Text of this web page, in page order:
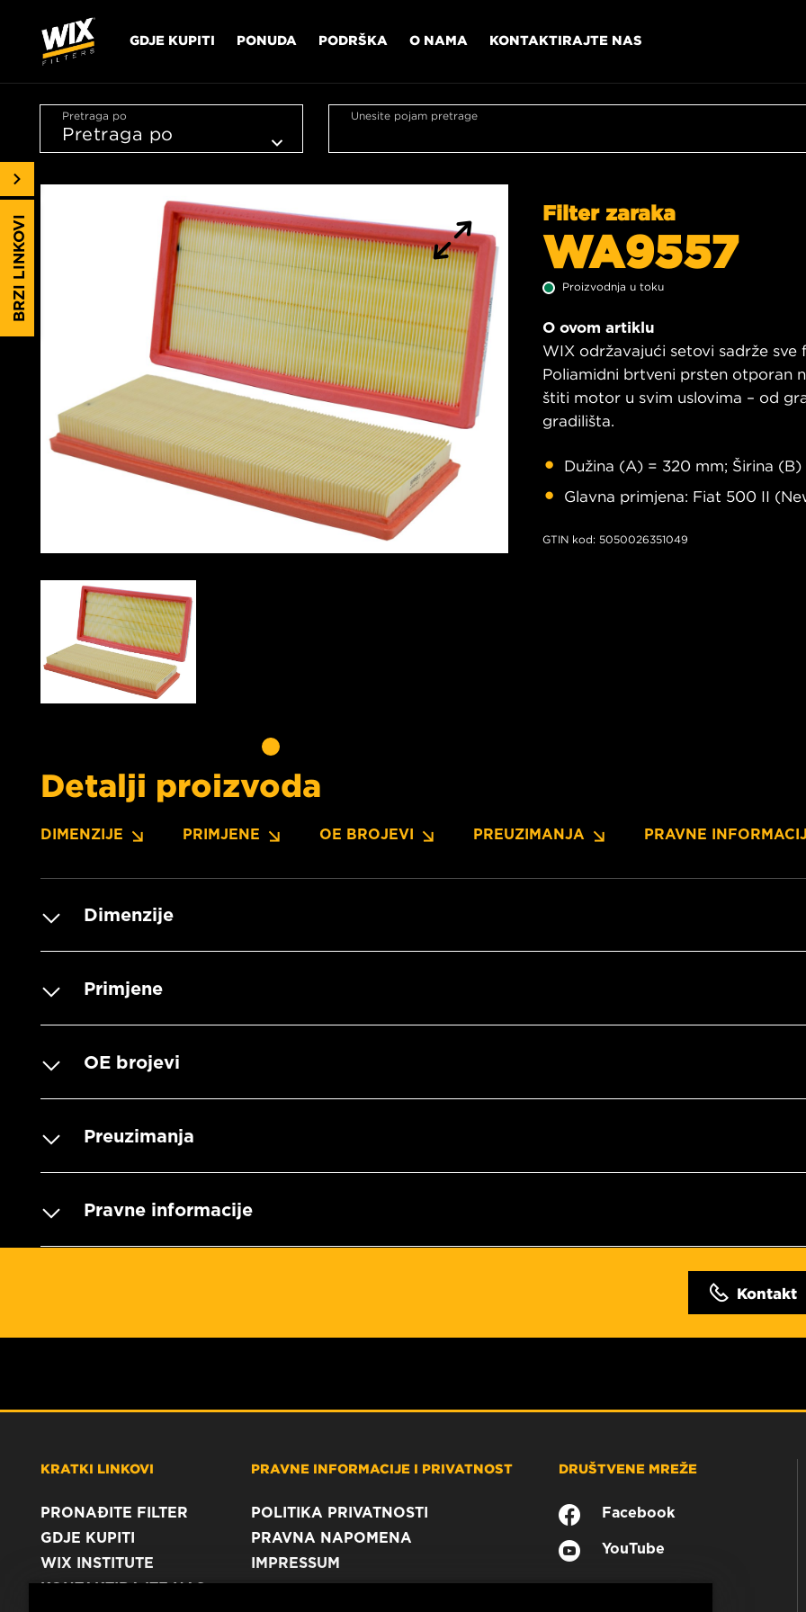
GDJE KUPITI PONUDA PODRŠKA O NAMA KONTAKTIRAJTE NAS
Pretraga po Unesite pojam pretrage
Filter zaraka
WA9557
Proizvodnja u toku
O ovom artiklu
WIX održavajući setovi sadrže
Poliamidni brtveni prsten otporan
štiti motor u svim uslovima – od
gradilišta.
Dužina (A) = 320 mm; Širina
Glavna primjena: Fiat 500 II
GTIN kod: 5050026351049
Detalji proizvoda
DIMENZIJE PRIMJENE OE BROJEVI PREUZIMANJA PRAVNE
Dimenzije
Primjene
OE brojevi
Preuzimanja
Pravne informacije
Kontakt
BRZI LINKOVI
KRATKI LINKOVI
PRONAĐITE FILTER
GDJE KUPITI
WIX INSTITUTE
KONTAKTIRAJTE NAS
PRAVNE INFORMACIJE I PRIVATNOST
POLITIKA PRIVATNOSTI
PRAVNA NAPOMENA
IMPRESSUM
DRUŠTVENE MREŽE
Facebook
YouTube